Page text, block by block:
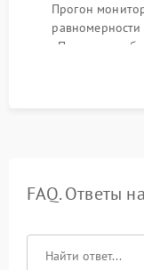
Прогон
равномерности
Проверка
DisplayPort,
FAQ. Ответы